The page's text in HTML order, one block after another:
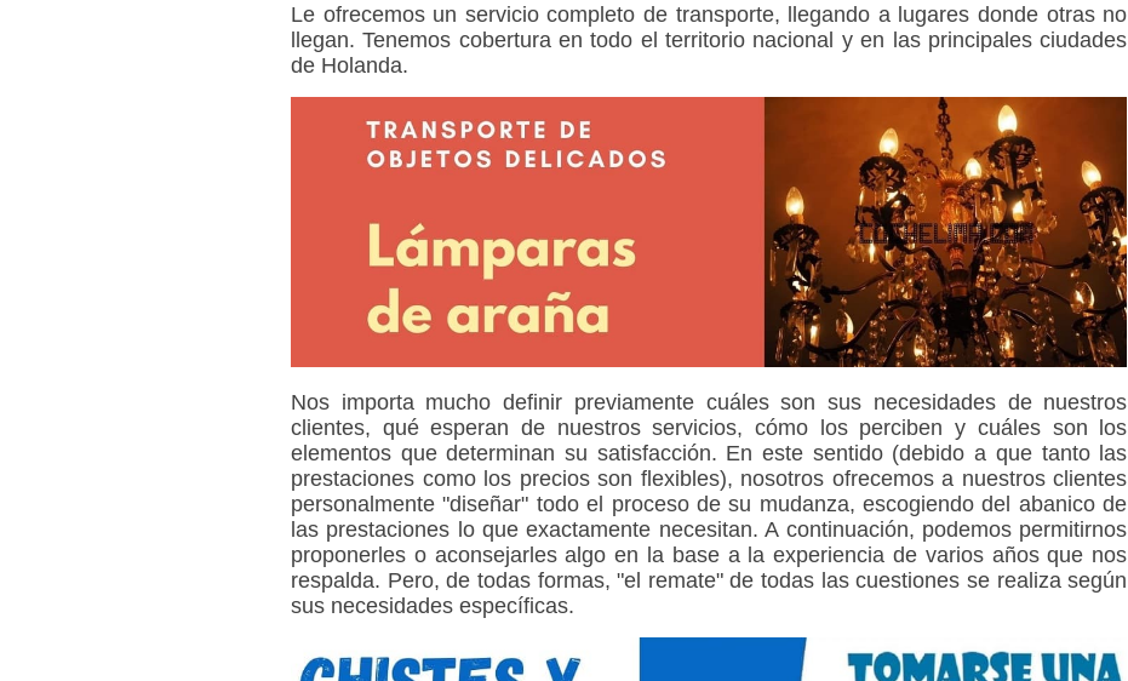
Le ofrecemos un servicio completo de transporte, llegando a lugares donde otras no
llegan. Tenemos cobertura en todo el territorio nacional y en las principales ciudades
de Holanda.
Nos importa mucho definir previamente cuáles son sus necesidades de nuestros
clientes, qué esperan de nuestros servicios, cómo los perciben y cuáles son los
elementos que determinan su satisfacción. En este sentido (debido a que tanto las
prestaciones como los precios son flexibles), nosotros ofrecemos a nuestros clientes
personalmente "diseñar" todo el proceso de su mudanza, escogiendo del abanico de
las prestaciones lo que exactamente necesitan. A continuación, podemos permitirnos
proponerles o aconsejarles algo en la base a la experiencia de varios años que nos
respalda. Pero, de todas formas, "el remate" de todas las cuestiones se realiza según
sus necesidades específicas.